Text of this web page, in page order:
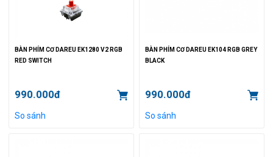
BÀN PHÍM CƠ DAREU EK1280 V2 RGB
RED SWITCH
990.000đ
So sánh
BÀN PHÍM CƠ DAREU EK104 RGB GREY
BLACK
990.000đ
So sánh